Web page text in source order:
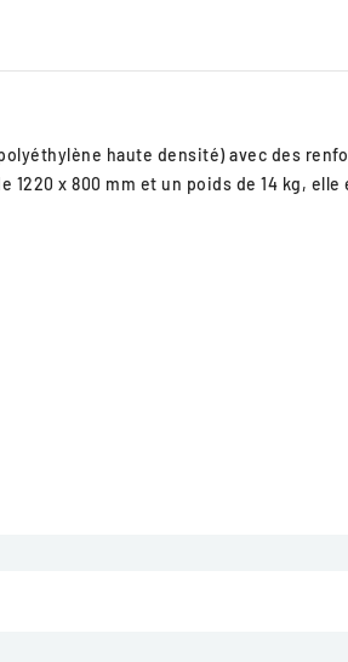
haute densité) avec des
x 800 mm et un poids de 14 kg,